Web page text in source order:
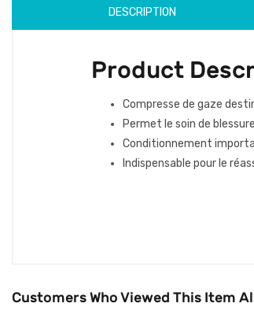
DESCRIPTION
Product
Compresse de gaze
Permet le soin de
Conditionnement
Indispensable pour le
Customers Who Viewed This Item